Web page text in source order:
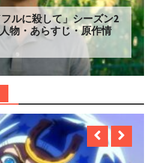
ルに殺して」シーズン2
物・あらすじ・原作情